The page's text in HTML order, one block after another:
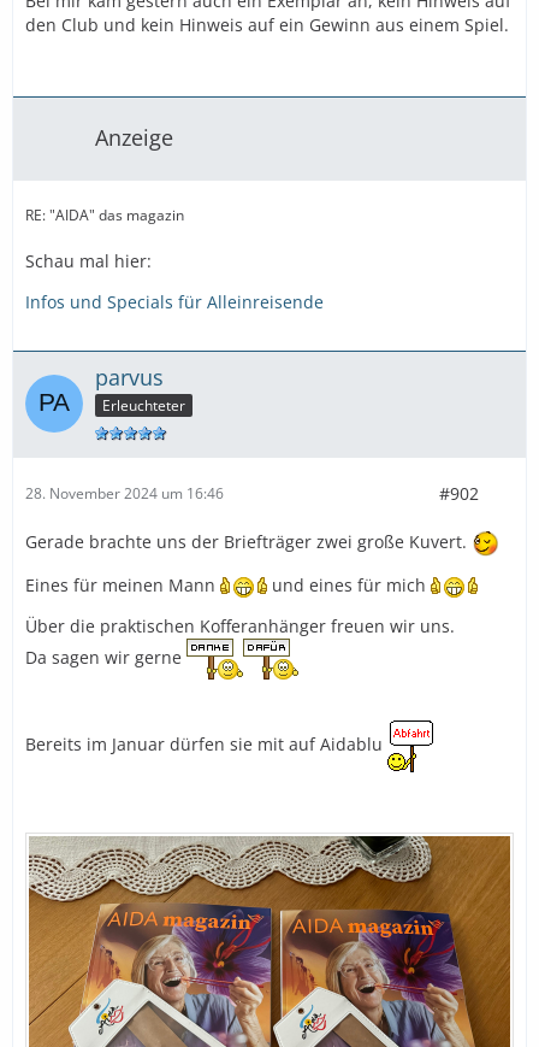
den Club und kein Hinweis auf ein Gewinn aus einem Spiel.
Anzeige
RE: "AIDA" das magazin
Schau mal hier:
Infos und Specials für Alleinreisende
parvus
Erleuchteter
28. November 2024 um 16:46 #902
Gerade brachte uns der Briefträger zwei große Kuvert.
Eines für meinen Mann
und eines für mich
Über die praktischen Kofferanhänger freuen wir uns.
Da sagen wir gerne
Bereits im Januar dürfen sie mit auf Aidablu